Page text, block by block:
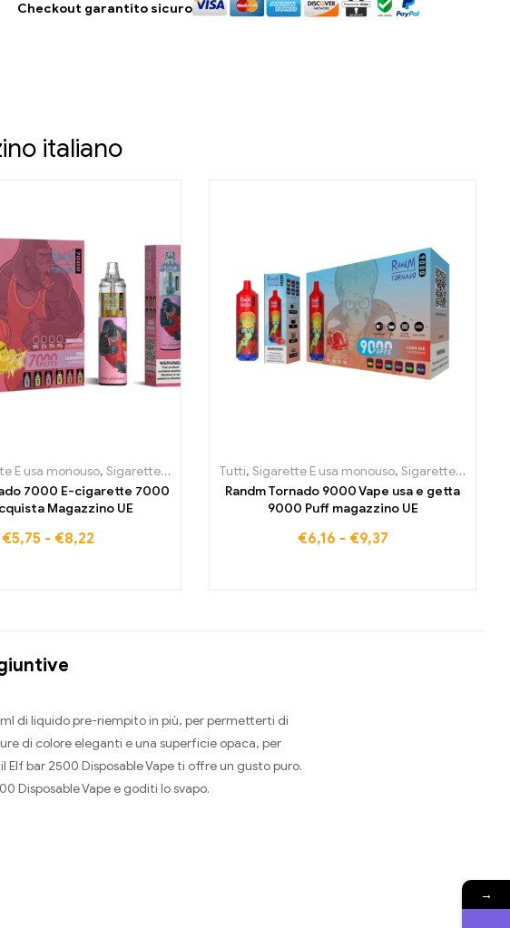
Checkout garantito sicuro
italiano
Svezia,Sigarette E usa monouso Slovacchia
,Sigarette elettroniche usa e getta Bulgaria,Sigarette elettroniche usa e getta
E usa monouso, Sigarette elettroniche usa e getta Belgio ,Sigarette elettroniche usa
7000 E-cigarette 7000
Magazzino UE
€5,75 - €8,22
Tutti, Sigarette E usa monouso, Sigarette elettroniche usa e getta Belgio
Randm Tornado 9000 Vape usa e getta
9000 Puff magazzino UE
€6,16 - €9,37
di liquido pre-riempito in più, per permetterti di
di colore eleganti e una superficie opaca, per
bar 2500 Disposable Vape ti offre un gusto puro.
Disposable Vape e goditi lo svapo.
→